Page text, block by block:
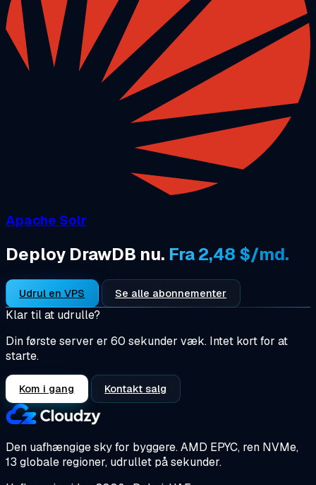
Apache Solr
Deploy DrawDB nu. Fra 2,48 $/md.
Udrul en VPS Se alle abonnementer
Klar til at udrulle?
Din første server er 60 sekunder væk. Intet kort for at
starte.
Kom i gang Kontakt salg
Den uafhængige sky for byggere.AMD EPYC, ren NVMe,
13 globale regioner, udrullet på sekunder.